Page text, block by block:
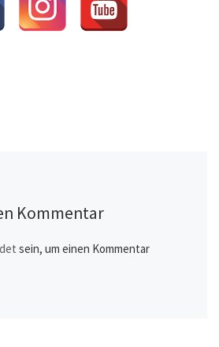
Kommentar
sein, um einen Kommentar